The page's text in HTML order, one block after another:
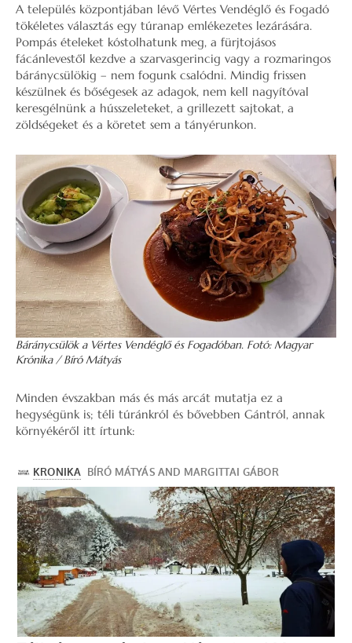
A település központjában lévő Vértes Vendéglő és Fogadó
tökéletes választás egy túranap emlékezetes lezárására.
Pompás ételeket kóstolhatunk meg, a fürjtojásos
fácánlevestől kezdve a szarvasgerincig vagy a rozmaringos
báránycsülökig – nem fogunk csalódni. Mindig frissen
készülnek és bőségesek az adagok, nem kell nagyítóval
keresgélnünk a hússzeleteket, a grillezett sajtokat, a
zöldségeket és a köretet sem a tányérunkon.
Báránycsülök a Vértes Vendéglő és Fogadóban. Fotó: Magyar
Krónika / Bíró Mátyás
Minden évszakban más és más arcát mutatja ez a
hegységünk is; téli túránkról és bővebben Gántról, annak
környékéről itt írtunk: